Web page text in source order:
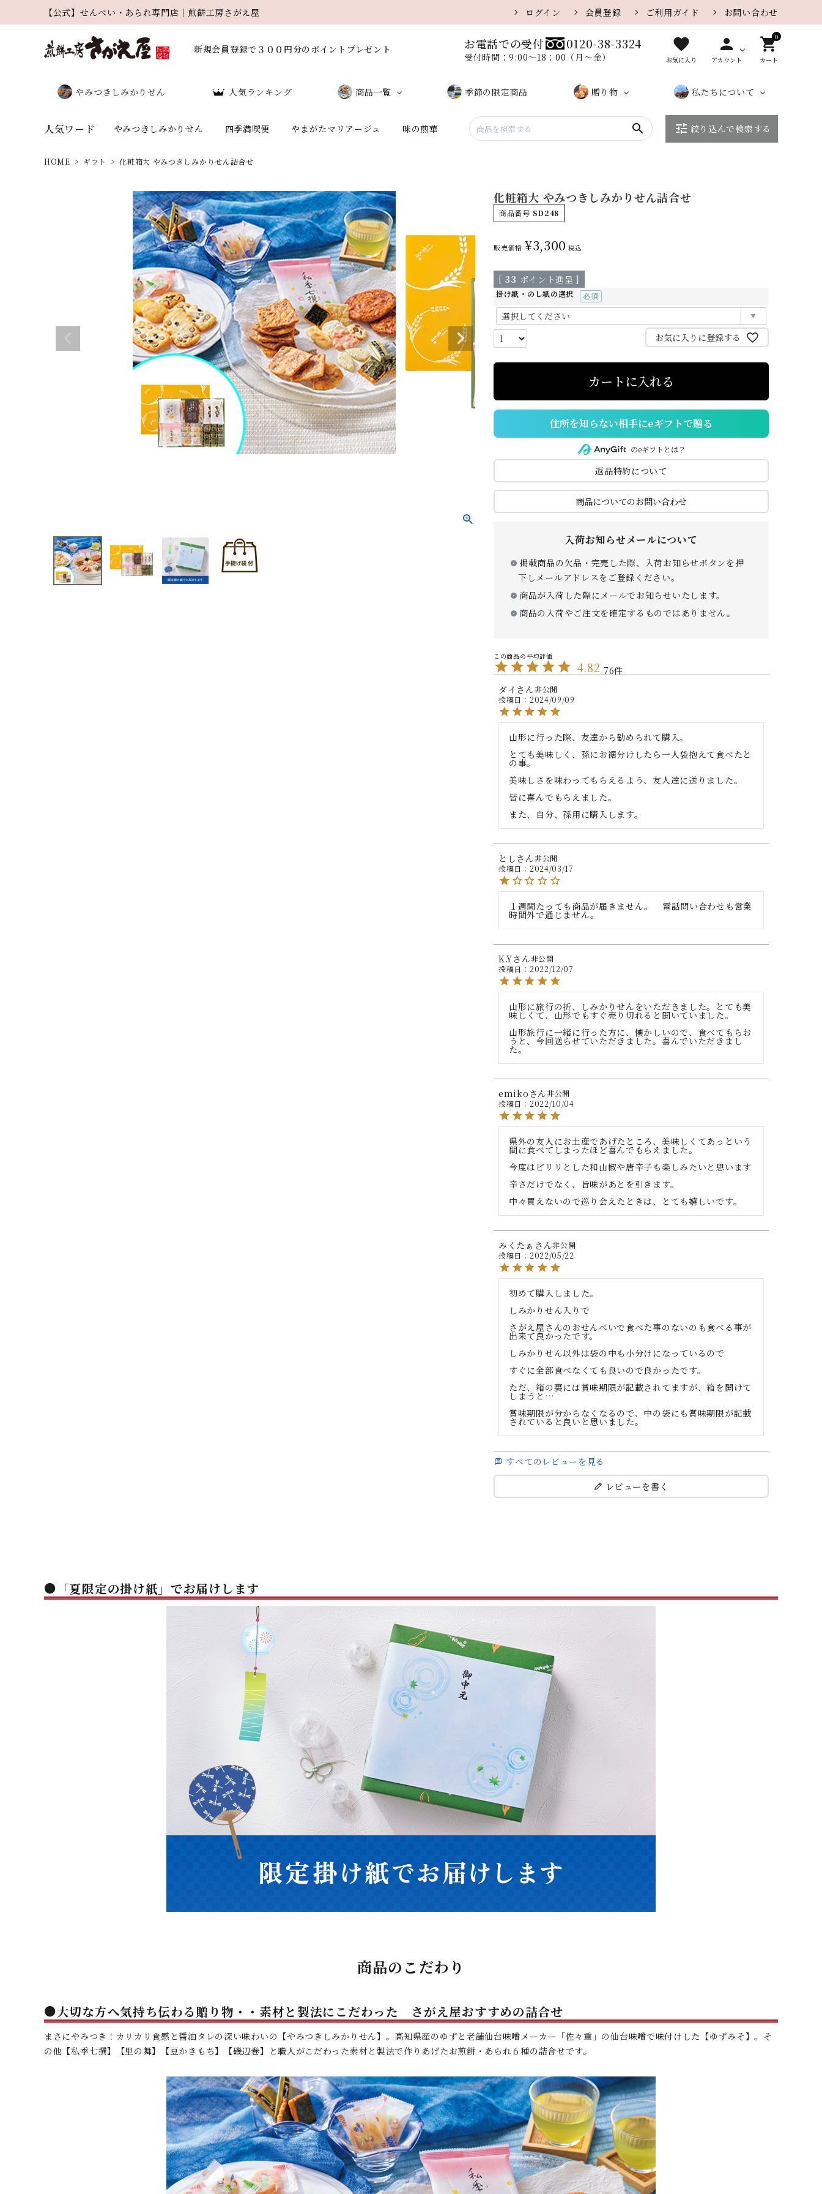
【公式】せんべい・あられ専門店｜煎餅工房さがえ屋 ログイン 会員登録 ご利用ガイド お問い合わせ
新規会員登録で３００円分のポイントプレゼント お電話での受付 0120-38-3324
受付時間：9:00〜18：00（月〜金）
favorite
お気に入り
person
アカウント
0
shopping_cart
カート
やみつきしみかりせん 人気ランキング 商品一覧
味噌味 カレー味 ザラメ味
うに味 ミックス 季節の特集
季節の限定商品 贈り物
贈り物
さがえ
大口・
私たちについて
カ
グ
店
こ
利
用
ガ
定
商
取
人気ワード やみつきしみかりせん 四季満喫便 やまがたマリアージュ 味の煎華 search tune 絞り込んで検索する
search
四季満喫便
味の煎華
季節の限定商品
HOME ギフト 化粧箱大 やみつきしみかりせん詰合せ
化粧箱大 やみつきしみかりせん詰合せ
商品番号 SD248
販売価格 ¥3,300 税込
[ 33 ポイント進呈 ]
掛け紙・のし紙の選択
(必
お気に入りに登録する
カートに入れる
住所を知らない相手にeギフトで贈る
のeギフトとは？
返品特約について
商品についてのお問い合わせ
入荷お知らせメールについて
掲載商品の欠品・完売した際、入荷お知らせボタンを押
下しメールアドレスをご登録ください。
商品が入荷した際にメールでお知らせいたします。
商品の入荷やご注文を確定するものではありません。
4.82 76
ダイ
非公開
投稿日
2024/09/09
山形に行った際、友達から勧められて購入。
とても美味しく、孫にお裾分けしたら一人袋抱えて食べたと
の事。
美味しさを味わってもらえるよう、友人達に送りました。
皆に喜んでもらえました。
また、自分、孫用に購入します。
とし
非公開
投稿日
2024/03/17
１週間たっても商品が届きません。　電話問い合わせも営業
時間外で通じません。
K.Y
非公開
投稿日
2022/12/07
山形に旅行の折、しみかりせんをいただきました。とても美
味しくて、山形でもすぐ売り切れると聞いていました。
山形旅行に一緒に行った方に、懐かしいので、食べてもらお
うと、今回送らせていただきました。喜んでいただきまし
た。
emiko
非公開
投稿日
2022/10/04
県外の友人にお土産であげたところ、美味しくてあっという
間に食べてしまったほど喜んでもらえました。
今度はピリリとした和山椒や唐辛子も楽しみたいと思います
辛さだけでなく、旨味があとを引きます。
中々買えないので巡り会えたときは、とても嬉しいです。
みくたぁ
非公開
投稿日
2022/05/22
初めて購入しました。
しみかりせん入りで
さがえ屋さんのおせんべいで食べた事のないのも食べる事が
出来て良かったです。
しみかりせん以外は袋の中も小分けになっているので
すぐに全部食べなくても良いので良かったです。
ただ、箱の裏には賞味期限が記載されてますが、箱を開けて
しまうと…
賞味期限が分からなくなるので、中の袋にも賞味期限が記載
されていると良いと思いました。
すべてのレビューを見る
レビューを書く
●「夏限定の掛け紙」でお届けします
商品のこだわり
●大切な方へ気持ち伝わる贈り物・・素材と製法にこだわった さがえ屋おすすめの詰合せ
まさにやみつき！カリカリ食感と醤油タレの深い味わいの【やみつきしみかりせん】。高知県産のゆずと老舗仙台味噌メーカー「佐々重」の仙台味噌で味付けした【ゆずみそ】。そ
の他【私季七撰】【里の舞】【豆かきもち】【磯辺巻】と職人がこだわった素材と製法で作りあげたお煎餅・あられ６種の詰合せです。